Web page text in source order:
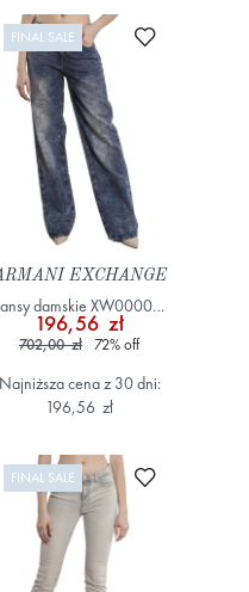
do ulubionych
FINAL SALE Dodaj do
EXCHANGE
damskie XW000056
AF12850 Niebieski
196,56 zł
702,00 zł 72%off
Najniższa cena z 30 dni:
196,56 zł
do ulubionych
FINAL SALE Dodaj do